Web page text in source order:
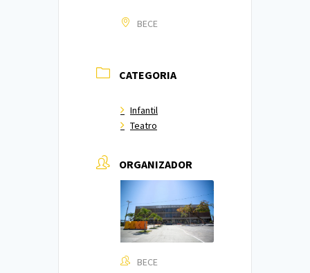
BECE
CATEGORIA
Infantil
Teatro
ORGANIZADOR
BECE